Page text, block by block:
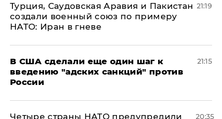
Турция, Саудовская Аравия и Пакистан
создали военный союз по примеру
НАТО: Иран в гневе
21:19
В США сделали еще один шаг к
введению "адских санкций" против
России
21:15
Четыре страны НАТО предупредили 20:35